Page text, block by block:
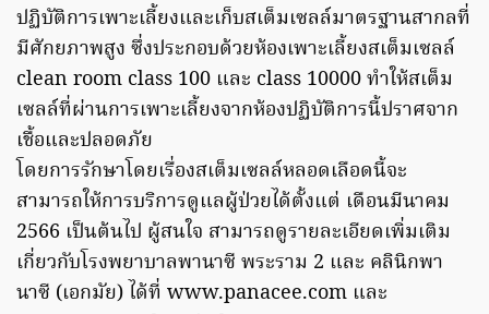
ปฏิบัติการเพาะเลี้ยงและเก็บสเต็มเซลล์มาตรฐานสากลที่
มีศักยภาพสูง ซึ่งประกอบด้วยห้องเพาะเลี้ยงสเต็มเซลล์
clean room class 100 และ class 10000 ทำให้สเต็ม
เซลล์ที่ผ่านการเพาะเลี้ยงจากห้องปฏิบัติการนี้ปราศจาก
เชื้อและปลอดภัย
โดยการรักษาโดยเรื่องสเต็มเซลล์หลอดเลือดนี้จะ
สามารถให้การบริการดูแลผู้ป่วยได้ตั้งแต่ เดือนมีนาคม
2566 เป็นต้นไป ผู้สนใจ สามารถดูรายละเอียดเพิ่มเติม
เกี่ยวกับโรงพยาบาลพานาซี พระราม 2 และ คลินิกพา
นาซี (เอกมัย) ได้ที่ www.panacee.com และ